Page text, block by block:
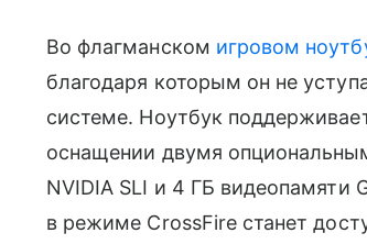
Во флагманском игровом
благодаря которым он не
системе. Ноутбук
оснащении двумя
NVIDIA SLI и 4 ГБ видеопамяти
в режиме CrossFire станет